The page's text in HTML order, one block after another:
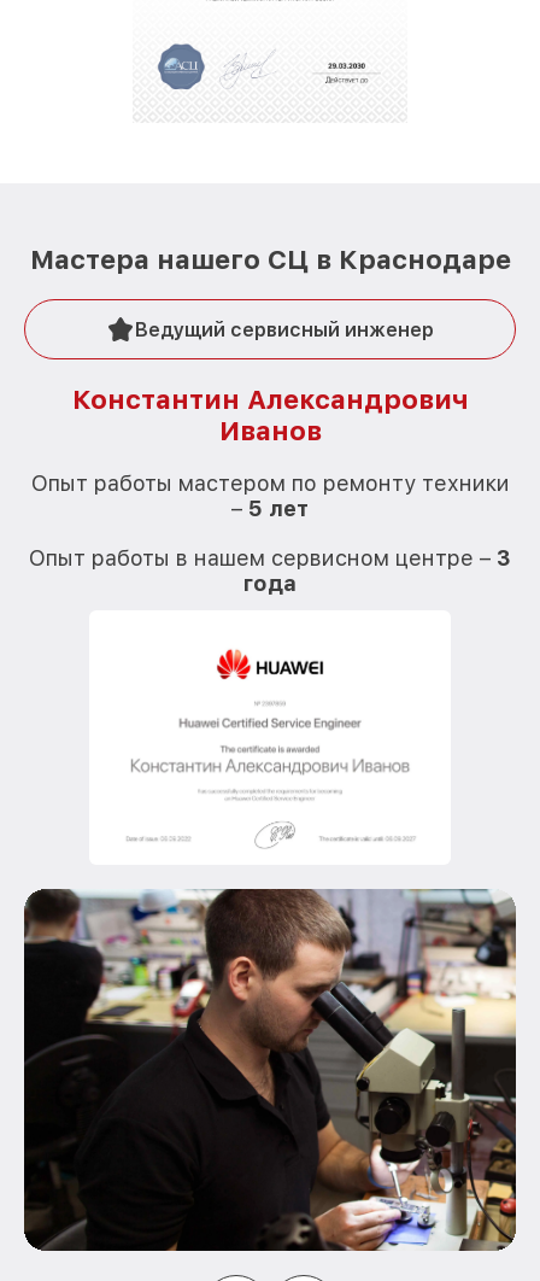
Мастера нашего СЦ в Краснодаре
Ведущий сервисный инженер
Константин Александрович
Иванов
Опыт работы мастером по ремонту техники
– 5 лет
Опыт работы в нашем сервисном центре – 3
года